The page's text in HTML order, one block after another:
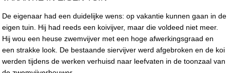
De eigenaar had een duidelijke wens: op vakantie kunnen gaan in de
eigen tuin. Hij had reeds een koivijver, maar die voldeed niet meer.
Hij wou een heuse zwemvijver met een hoge afwerkingsgraad en
een strakke look. De bestaande siervijver werd afgebroken en de koi
werden tijdens de werken verhuisd naar leefvaten in de toonzaal van